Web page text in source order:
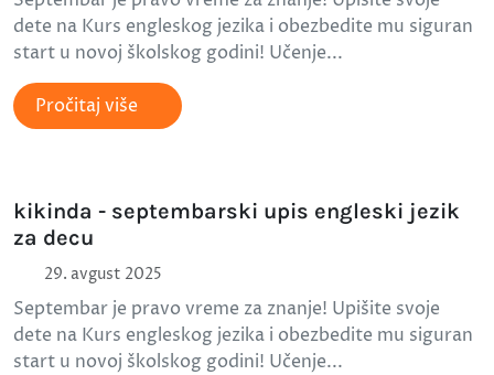
dete na Kurs engleskog jezika i obezbedite mu siguran
start u novoj školskog godini! Učenje...
Pročitaj više
kikinda - septembarski upis engleski jezik
za decu
29. avgust 2025
Septembar je pravo vreme za znanje! Upišite svoje
dete na Kurs engleskog jezika i obezbedite mu siguran
start u novoj školskog godini! Učenje...